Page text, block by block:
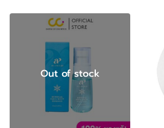
Out of stock